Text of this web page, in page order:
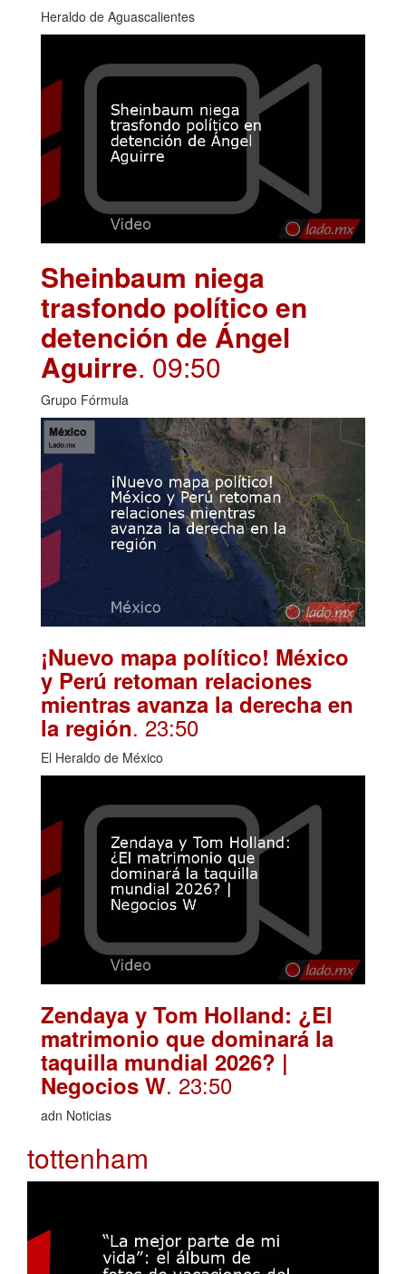
Heraldo de Aguascalientes
Sheinbaum niega
trasfondo político en
detención de Ángel
Aguirre. 09:50
Grupo Fórmula
¡Nuevo mapa político! México
y Perú retoman relaciones
mientras avanza la derecha en
la región. 23:50
El Heraldo de México
Zendaya y Tom Holland: ¿El
matrimonio que dominará la
taquilla mundial 2026? |
Negocios W. 23:50
adn Noticias
tottenham